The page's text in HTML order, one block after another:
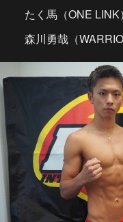
たく馬（ONE LINK
森川勇哉（